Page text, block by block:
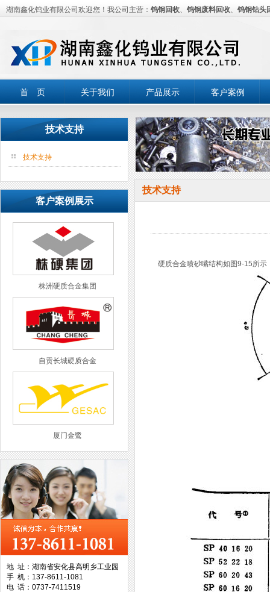
湖南鑫化钨业有限公司欢迎您！我公司主营： 钨钢回收、 钨钢废料回收、 钨钢钻头
首 页 关于我们 产品展示 客户案例
技术支持
技术支持
客户案例展示
株洲硬质合金集团
自贡长城硬质合金
厦门金鹭
西工集团
台湾协威机械
地 址：湖南省安化县高明乡工业园
手 机：137-8611-1081
电 话：0737-7411519
技术支持
硬质合金喷砂嘴结构如图9-15所示